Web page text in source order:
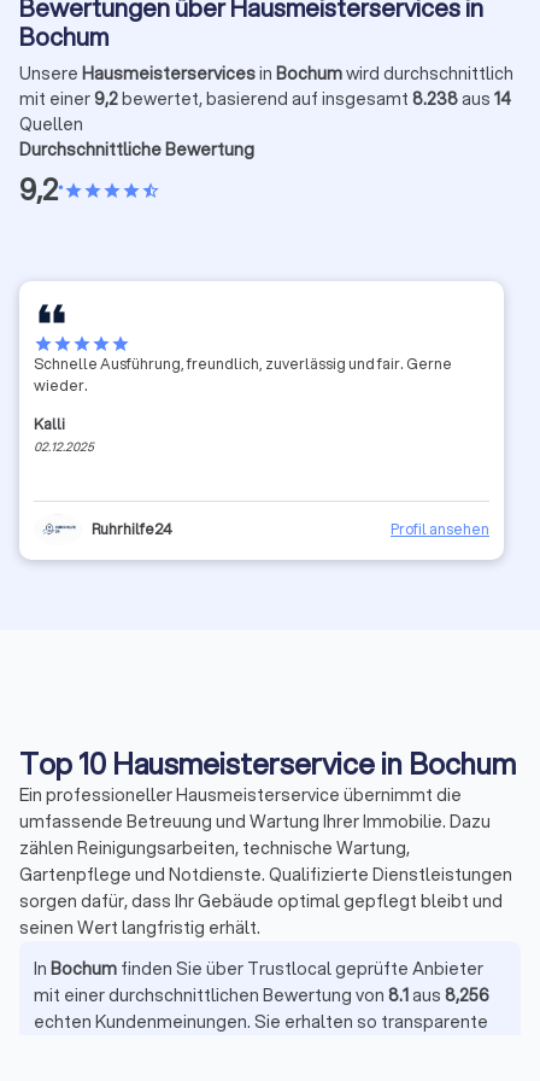
Bewertungen über Hausmeisterservices in
Bochum
Unsere Hausmeisterservicesin Bochumwird durchschnittlich
mit einer9,2bewertet, basierend auf insgesamt 8.238aus 14
Quellen
Durchschnittliche Bewertung
9,2•starstarstarstarstar_half
starstarstarstarstar
Schnelle Ausführung, freundlich, zuverlässig und fair. Gerne
wieder.
Kalli
02.12.2025
Ruhrhilfe24 Profil ansehen
Top 10 Hausmeisterservice in Bochum
Ein professioneller Hausmeisterservice übernimmt die
umfassende Betreuung und Wartung Ihrer Immobilie. Dazu
zählen Reinigungsarbeiten, technische Wartung,
Gartenpflege und Notdienste. Qualifizierte Dienstleistungen
sorgen dafür, dass Ihr Gebäude optimal gepflegt bleibt und
seinen Wert langfristig erhält.
In Bochum finden Sie über Trustlocal geprüfte Anbieter
mit einer durchschnittlichen Bewertung von 8.1aus 8,256
echten Kundenmeinungen. Sie erhalten so transparente